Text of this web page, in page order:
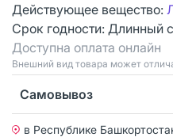
Действующее вещество:
Срок годности: Длинный
Доступна оплата онлайн
Bнешний вид товара может
Самовывоз
в Республике